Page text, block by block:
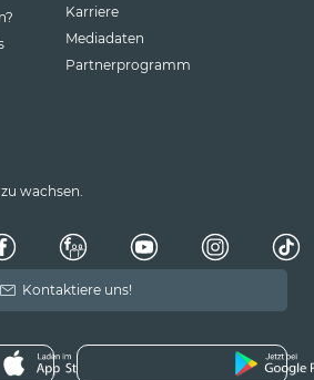
Karriere
Mediadaten
Partnerprogramm
wachsen.
Kontaktiere uns!